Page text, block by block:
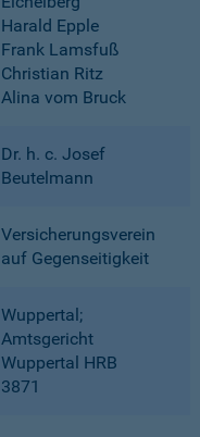
Harald Epple
Frank Lamsfuß
Christian Ritz
Alina vom Bruck
Dr. h. c. Josef
Beutelmann
Versicherungsverein
auf Gegenseitigkeit
Wuppertal;
Amtsgericht
Wuppertal HRB
3871